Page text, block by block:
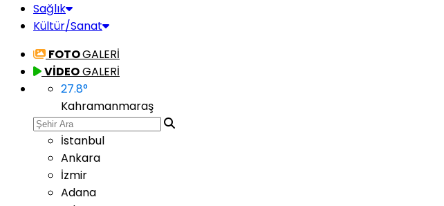
Sağlık
Kültür/Sanat
FOTOGALERİ
VİDEOGALERİ
27.8°
Kahramanmaraş
İstanbul
Ankara
İzmir
Adana